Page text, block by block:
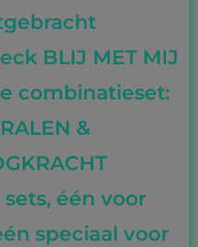
BLIJ MET MIJ
combinatieset:
&
één voor
speciaal voor